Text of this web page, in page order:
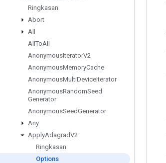
Ringkasan
Abort
All
All ToAll
AnonymousIteratorV2
AnonymousMemoryCache
AnonymousMultiDeviceIterator
AnonymousRandomSeed
Generator
AnonymousSeedGenerator
Any
ApplyAdagradV2
Ringkasan
Options